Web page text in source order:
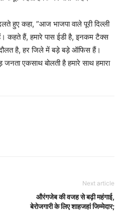
हुए कहा, ”आज भाजपा वाले पूरी दिल्ली
कहते हैं, हमारे पास ईडी है, इनकम टैक्स
दौलत है, हर जिले में बड़े बड़े ऑफिस हैं।
जनता एकसाथ बोलती है हमारे साथ हमारा
Next article
औरंगजेब की वजह से बढ़ी महंगाई,
बेरोजगारी के लिए शाहजहां जिम्मेदार;